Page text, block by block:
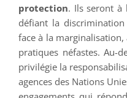
protection. Ils seront à
défiant la
face à la
pratiques néfastes. Au-
privilégie la
agences des Nations